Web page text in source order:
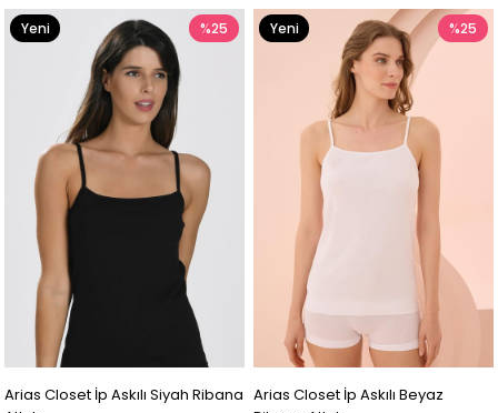
Arias Closet İp Askılı Siyah Ribana
%25
Yeni
Arias Closet İp Askılı Beyaz
%25
Yeni